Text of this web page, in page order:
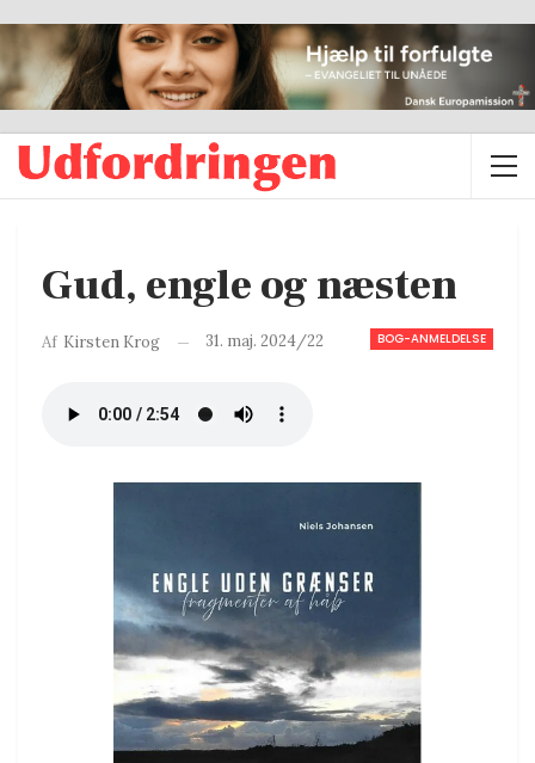
Gud, engle og næsten
BOG-ANMELDELSE
Af Kirsten Krog 31. maj. 2024/22